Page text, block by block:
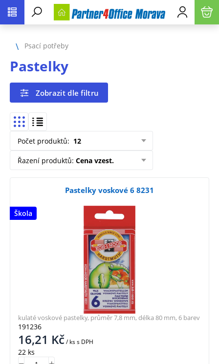
Psací potřeby
Pastelky
Zobrazit dle filtru
Počet produktů: 12
Řazení produktů: Cena vzest.
Škola
Pastelky voskové 6 8231
191236
16,21 Kč/ kss DPH
22 ks
kulaté voskové pastelky, průměr 7,8 mm, délka 80 mm, 6 barev